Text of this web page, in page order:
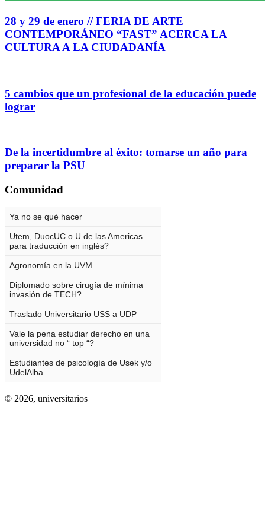
28 y 29 de enero // FERIA DE ARTE
CONTEMPORÁNEO “FAST” ACERCA LA
CULTURA A LA CIUDADANÍA
5 cambios que un profesional de la educación puede
lograr
De la incertidumbre al éxito: tomarse un año para
preparar la PSU
Comunidad
© 2026, universitarios